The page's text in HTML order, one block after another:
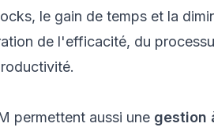
le gain de temps et la
de l'efficacité, du
permettent aussi une gestion